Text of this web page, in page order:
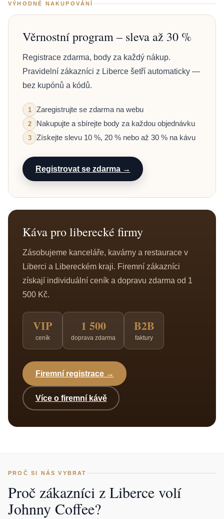
VÝHODNÉ NAKUPOVÁNÍ
Věrnostní program – sleva až 30 %
Registrace zdarma, body za každý nákup.
Pravidelní zákazníci z Liberce šetří automaticky —
bez kupónů a kódů.
1 Zaregistrujte se zdarma na webu
2 Nakupujte a sbírejte body za každou objednávku
3 Získejte slevu 10 %, 20 % nebo až 30 % na kávu
Registrovat se zdarma →
Káva pro liberecké firmy
Zásobujeme kanceláře, kavárny a restaurace v
Liberci a Libereckém kraji. Firemní zákazníci
získají individuální ceník a dopravu zdarma od 1
500 Kč.
VIP
ceník
1 500
doprava zdarma
B2B
faktury
Firemní registrace →
Více o firemní kávě
PROČ SI NÁS VYBRAT
Proč zákazníci z Liberce volí
Johnny Coffee?